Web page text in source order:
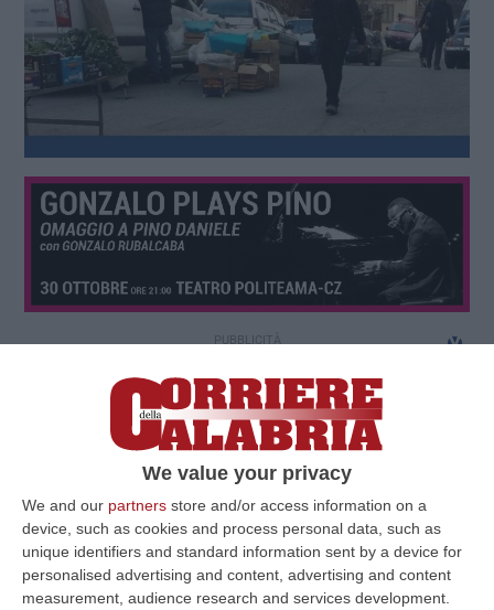
We value your privacy
We and our partners store and/or access information on a
device, such as cookies and process personal data, such as
unique identifiers and standard information sent by a device for
personalised advertising and content, advertising and content
measurement, audience research and services development.